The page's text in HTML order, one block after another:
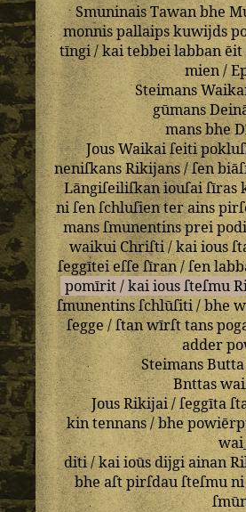
SmuninaisTawanbhe
monnispallaipskuwijds
tīngi/kaitebbeilabban ēit
mien/
Steimans
gūmans
mans bhe
JousWaikaiſeiti
neniſkansRikijans/ſen
Lāngiſeiliſkaniouſaiſīras
niſenſchluſienterains
mansſmunentinsprei
waikuiChriſti/kaiious
ſeggīteieſſeſīran/ſen
pomīrit/kaiiousſteſmu
ſmunentinsſchlūſiti/bhe
ſegge/ſtanwīrſttans
adder
SteimansButta
Bnttas
JousRikijai/ſeggīta
kintennans/bhe
diti/kai ioūs dijgiainan
bheaſt pirſdauſteſmuni